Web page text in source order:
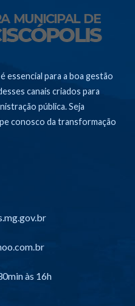
essencial para a boa gestão
canais criados para
pública. Seja
conosco da transformação
às 16h